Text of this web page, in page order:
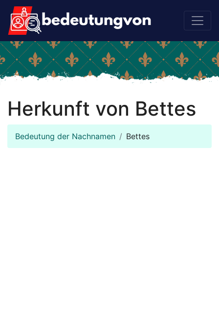
Herkunft von Bettes
Bedeutung der Nachnamen Bettes